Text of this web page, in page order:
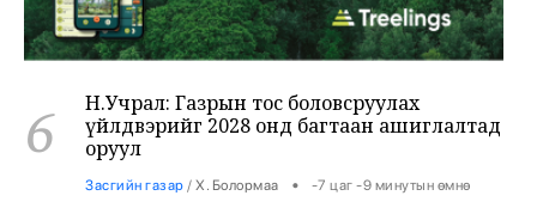
6
Н.Учрал: Газрын тос боловсруулах
үйлдвэрийг 2028 онд багтаан ашиглалтад
Засгийн газар/Х. Болормаа • -7 цаг -9 минутын өмнө